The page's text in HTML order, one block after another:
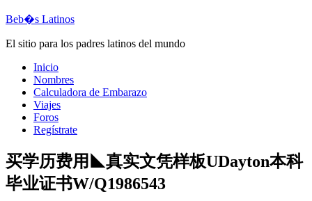
Beb�s Latinos
El sitio para los padres latinos del mundo
Inicio
Nombres
Calculadora de Embarazo
Viajes
Foros
Regístrate
买学历费用◣真实文凭样板UDayton本科
毕业证书W/Q1986543